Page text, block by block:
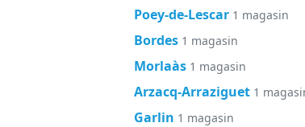
Poey-de-Lescar 1 magasin
Bordes 1 magasin
Morlaàs 1 magasin
Arzacq-Arraziguet 1
Garlin 1 magasin